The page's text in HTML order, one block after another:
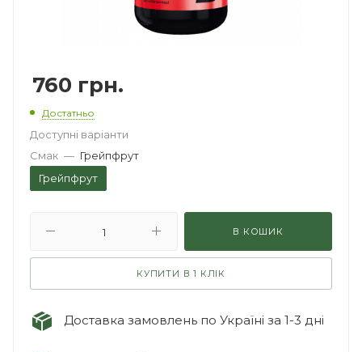
760 грн.
Достатньо
Доступні варіанти
Смак — Грейпфрут
Грейпфрут
В КОШИК
КУПИТИ В 1 КЛІК
Доставка замовлень по Україні за 1-3 дні